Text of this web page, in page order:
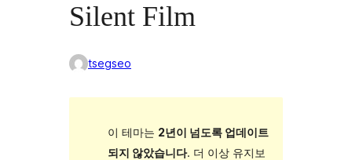
Silent Film
tsegseo
이 테마는 2년이 넘도록 업데이트
되지 않았습니다. 더 이상 유지보